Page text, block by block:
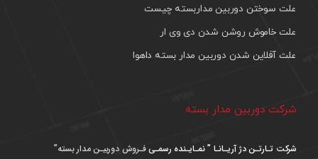
علت سوختن دوربین مداربسته چیست
علت خاموش روشن شدن دی وی ار
علت آفلاین شدن دوربین مدار بسته داهوا
شرکت دوربین مدار بسته
شرکت تـارتـن دژ آریـانـا ” نمـایـنده رسمـیفـروش دوربیـن مدار بسته”